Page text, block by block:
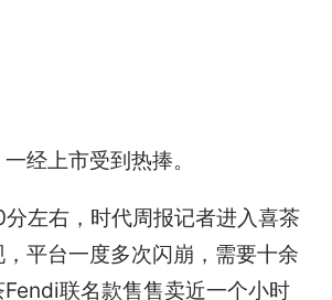
经上市受到热捧。
左右，时代周报记者进入喜茶
平台一度多次闪崩，需要十余
联名款售售卖近一个小时